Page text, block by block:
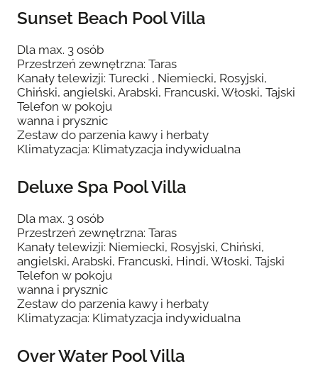
Sunset Beach Pool Villa
Dla max. 3 osób
Przestrzeń zewnętrzna: Taras
Kanały telewizji: Turecki , Niemiecki, Rosyjski,
Chiński, angielski, Arabski, Francuski, Włoski, Tajski
Telefon w pokoju
wanna i prysznic
Zestaw do parzenia kawy i herbaty
Klimatyzacja: Klimatyzacja indywidualna
Deluxe Spa Pool Villa
Dla max. 3 osób
Przestrzeń zewnętrzna: Taras
Kanały telewizji: Niemiecki, Rosyjski, Chiński,
angielski, Arabski, Francuski, Hindi, Włoski, Tajski
Telefon w pokoju
wanna i prysznic
Zestaw do parzenia kawy i herbaty
Klimatyzacja: Klimatyzacja indywidualna
Over Water Pool Villa